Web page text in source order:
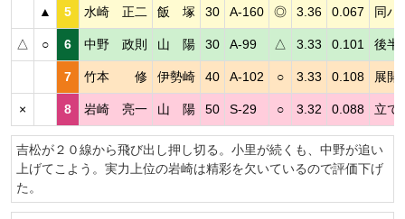
▲ 5 水崎 正二 飯 塚 30 A-160 ◎ 3.36 0.067 同ハ
△ ○ 6 中野 政則 山 陽 30 A-99 △ 3.33 0.101 後半
7 竹本 修 伊勢崎 40 A-102 ○ 3.33 0.108 展開
× 8 岩崎 亮一 山 陽 50 S-29 ○ 3.32 0.088 立て
吉松が２０線から飛び出し押し切る。小里が続くも、中野が追い
上げてこよう。実力上位の岩崎は精彩を欠いているので評価下げ
た。